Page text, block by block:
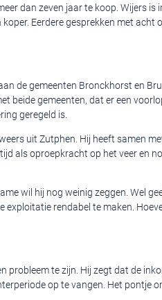
dan zeven jaar te koop. Wijers is
Eerdere gesprekken met acht
de gemeenten Bronckhorst en
beide gemeenten, dat er een
geregeld is.
uit Zutphen. Hij heeft samen
als oproepkracht op het veer en
wil hij nog weinig zeggen. Wel
exploitatie rendabel te maken.
probleem te zijn. Hij zegt dat de
op te vangen. Het pontje